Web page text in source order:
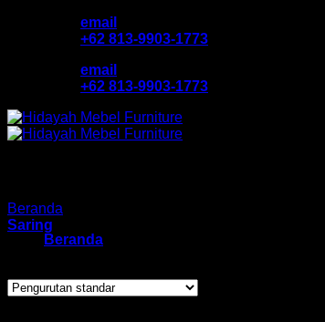
email
+62 813-9903-1773
email
+62 813-9903-1773
Beranda
Katalog Produk
Beranda
Saring